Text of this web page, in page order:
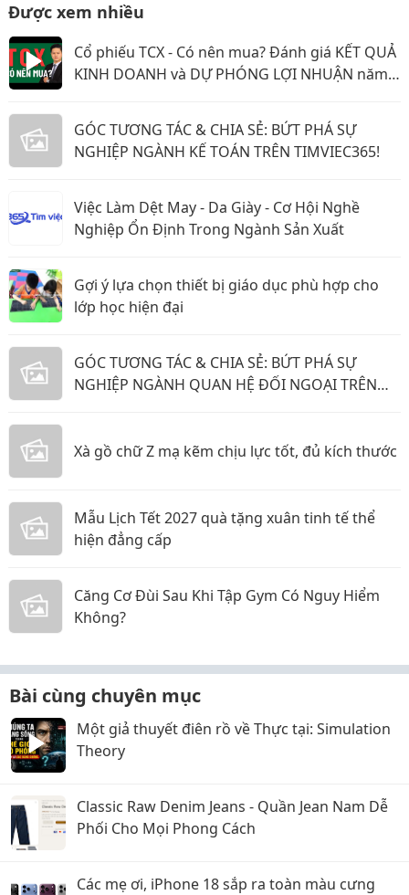
Được xem nhiều
Cổ phiếu TCX - Có nên mua? Đánh giá KẾT QUẢ
KINH DOANH và DỰ PHÓNG LỢI NHUẬN năm
GÓC TƯƠNG TÁC & CHIA SẺ: BỨT PHÁ SỰ
NGHIỆP NGÀNH KẾ TOÁN TRÊN TIMVIEC365!
Việc Làm Dệt May - Da Giày - Cơ Hội Nghề
Nghiệp Ổn Định Trong Ngành Sản Xuất
Gợi ý lựa chọn thiết bị giáo dục phù hợp cho
lớp học hiện đại
GÓC TƯƠNG TÁC & CHIA SẺ: BỨT PHÁ SỰ
NGHIỆP NGÀNH QUAN HỆ ĐỐI NGOẠI TRÊN
Xà gồ chữ Z mạ kẽm chịu lực tốt, đủ kích thước
Mẫu Lịch Tết 2027 quà tặng xuân tinh tế thể
hiện đẳng cấp
Căng Cơ Đùi Sau Khi Tập Gym Có Nguy Hiểm
Không?
Bài cùng chuyên mục
Một giả thuyết điên rồ về Thực tại: Simulation
Theory
Classic Raw Denim Jeans - Quần Jean Nam Dễ
Phối Cho Mọi Phong Cách
Các mẹ ơi, iPhone 18 sắp ra toàn màu cưng